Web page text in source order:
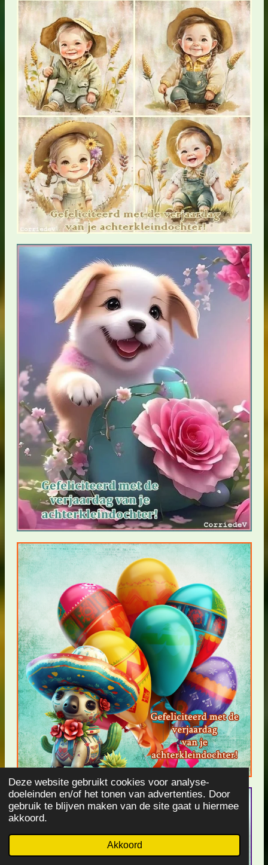
Deze website gebruikt cookies voor analyse-
doeleinden en/of het tonen van advertenties. Door
gebruik te blijven maken van de site gaat u hiermee
akkoord.
Akkoord